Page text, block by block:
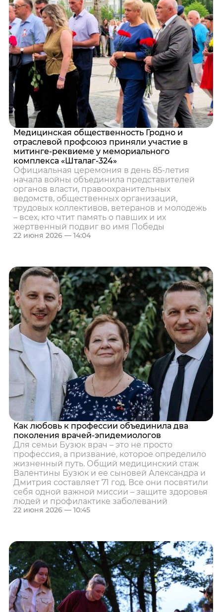
Медицинская общественность Гродно и
отраслевой профсоюз приняли участие в
митинге-реквиеме у мемориального
комплекса «Шталаг-324»
Официальная церемония в день 85-летия
начала войны объединила представителей
органов власти, правоохранительных
ведомств, общественных организаций,
трудовых коллективов, ветеранов и молодежь
– всех, кто чтит память о павших и их
жертвенный подвиг во имя Победы
22 июня 2026 — 14:04
Как любовь к профессии объединила два
поколения врачей-эпидемиологов
Для семьи Бузюк врач – это не просто
профессия, а призвание, которое определило
жизненный путь. Общий медицинский стаж
Валентины Бузюк и ее сыновей Александра и
Дмитрия составляет 71 год. Все они посвятили
себя одной важной миссии – защите здоровья
людей и профилактике заболеваний
22 июня 2026 — 10:45